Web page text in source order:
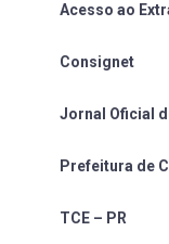
Acesso ao
Consignet
Jornal Oficial
Prefeitura de
TCE – PR